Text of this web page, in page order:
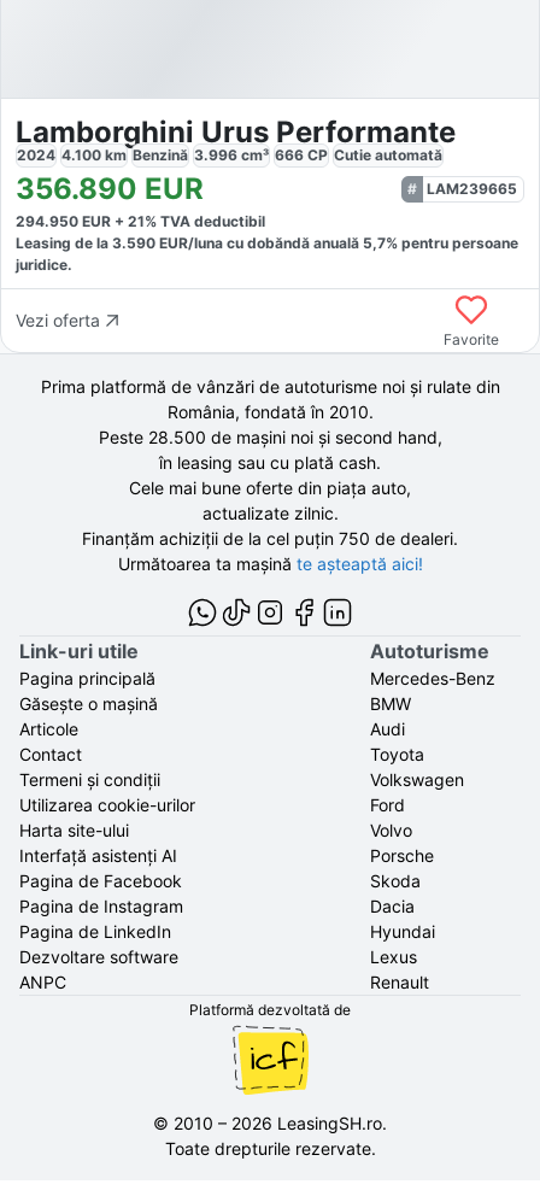
Lamborghini Urus Performante
2024 4.100 km Benzină 3.996 cm³ 666 CP Cutie automată
356.890 EUR
LAM239665
294.950 EUR + 21% TVA deductibil
Leasing de la 3.590 EUR/luna cu dobăndă anuală 5,7% pentru persoane
juridice.
Vezi oferta
Favorite
Prima platformă de vânzări de autoturisme noi și rulate din
România, fondată în 2010.
Peste 28.500 demașini noi și second hand,
în leasing sau cu plată cash.
Cele mai bune oferte din piața auto,
actualizate zilnic.
Finanțăm achiziții de la cel puțin 750 de dealeri.
Următoarea ta mașină te așteaptă aici!
Link-uri utile
Pagina principală
Găsește o mașină
Articole
Contact
Termeni și condiții
Utilizarea cookie-urilor
Harta site-ului
Interfață asistenți AI
Pagina de Facebook
Pagina de Instagram
Pagina de LinkedIn
Dezvoltare software
ANPC
Autoturisme
Mercedes-Benz
BMW
Audi
Toyota
Volkswagen
Ford
Volvo
Porsche
Skoda
Dacia
Hyundai
Lexus
Renault
Platformă dezvoltată de
© 2010 – 2026 LeasingSH.ro.
Toate drepturile rezervate.